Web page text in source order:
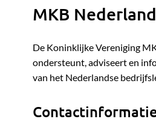
MKB Nederland
De Koninklijke Vereniging
ondersteunt, adviseert en
van het Nederlandse